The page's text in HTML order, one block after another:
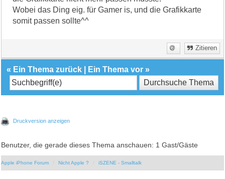
Wobei das Ding eig. für Gamer is, und die Grafikkarte
somit passen sollte^^
Zitieren
« Ein Thema zurück Ein Thema vor »
Druckversion anzeigen
Benutzer, die gerade dieses Thema anschauen: 1 Gast/Gäste
Apple iPhone Forum Nicht Apple ? iSZENE - Smalltalk